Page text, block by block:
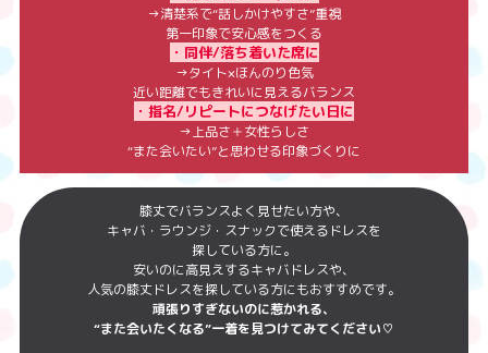
→清楚系で“話しかけやすさ”重視
第一印象で安心感をつくる
・同伴/落ち着いた席に
→タイト×ほんのり色気
近い距離でもきれいに見えるバランス
・指名/リピートにつなげたい日に
→上品さ＋女性らしさ
“また会いたい”と思わせる印象づくりに
膝丈でバランスよく見せたい方や、
キャバ・ラウンジ・スナックで使えるドレスを
探している方に。
安いのに高見えするキャバドレスや、
人気の膝丈ドレスを探している方にもおすすめです。
頑張りすぎないのに惹かれる、
“また会いたくなる”一着を見つけてみてください♡